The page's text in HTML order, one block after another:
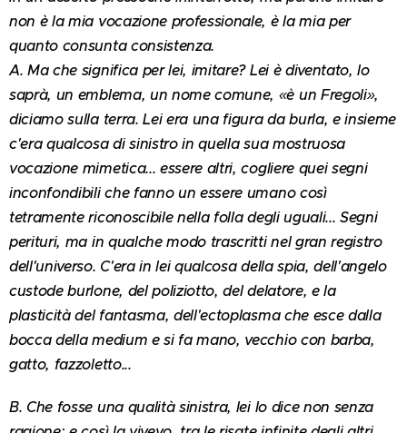
non è la mia vocazione professionale, è la mia per
quanto consunta consistenza.
A. Ma che significa per lei, imitare? Lei è diventato, lo
saprà, un emblema, un nome comune, «è un Fregoli»,
diciamo sulla terra. Lei era una figura da burla, e insieme
c'era qualcosa di sinistro in quella sua mostruosa
vocazione mimetica... essere altri, cogliere quei segni
inconfondibili che fanno un essere umano così
tetramente riconoscibile nella folla degli uguali... Segni
perituri, ma in qualche modo trascritti nel gran registro
dell'universo. C'era in lei qualcosa della spia, dell'angelo
custode burlone, del poliziotto, del delatore, e la
plasticità del fantasma, dell'ectoplasma che esce dalla
bocca della medium e si fa mano, vecchio con barba,
gatto, fazzoletto...
B. Che fosse una qualità sinistra, lei lo dice non senza